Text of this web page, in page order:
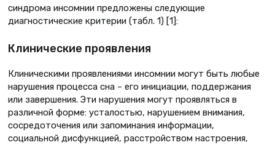
синдрома инсомнии предложены следующие
диагностические критерии (табл. 1) [1]:
Клинические проявления
Клиническими проявлениями инсомнии могут быть любые
нарушения процесса сна – его инициации, поддержания
или завершения. Эти нарушения могут проявляться в
различной форме: усталостью, нарушением внимания,
сосредоточения или запоминания информации,
социальной дисфункцией, расстройством настроения,